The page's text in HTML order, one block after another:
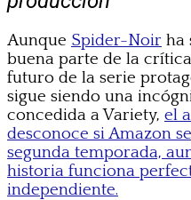
Aunque Spider-Noir ha
buena parte de la
futuro de la serie
sigue siendo una
concedida a Variety, el
desconoce si Amazon
segunda temporada,
historia funciona
independiente.